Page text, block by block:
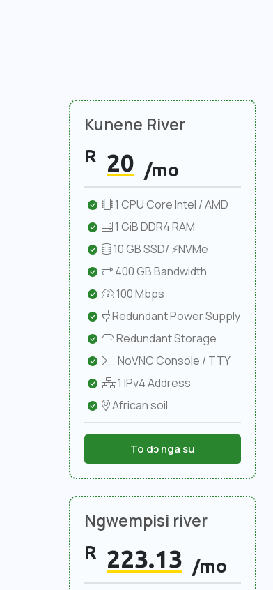
Kunene River
R 20 /mo
1 CPU Core Intel / AMD
1 GiB DDR4 RAM
10 GB SSD/ ⚡NVMe
400 GB Bandwidth
100 Mbps
Redundant Power Supply
Redundant Storage
NoVNC Console / TTY
1 IPv4 Address
African soil
To dɔ nga su
Ngwempisi river
R 223.13 /mo